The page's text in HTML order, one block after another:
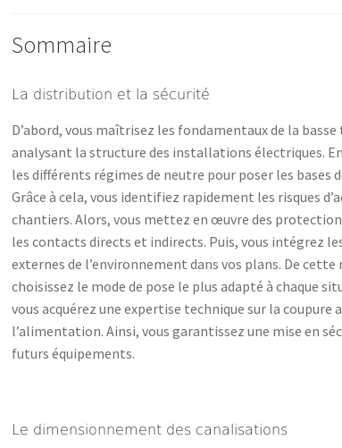
Sommaire
La distribution et la sécurité
D’abord, vous maîtrisez les fondamentaux de la
analysant la structure des installations électriques.
les différents régimes de neutre pour poser les bases
Grâce à cela, vous identifiez rapidement les risques
chantiers. Alors, vous mettez en œuvre des
les contacts directs et indirects. Puis, vous intégrez
externes de l’environnement dans vos plans. De cette
choisissez le mode de pose le plus adapté à chaque
vous acquérez une expertise technique sur la coupure
l’alimentation. Ainsi, vous garantissez une mise en
futurs équipements.
Le dimensionnement des canalisations